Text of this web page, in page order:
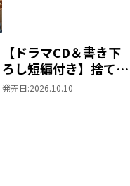
【ドラマCD＆書き下
ろし短編付き】捨てら
れ公爵夫人は、平穏な
発売日:2026.10.10